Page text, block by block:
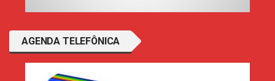
AGENDA TELEFÔNICA